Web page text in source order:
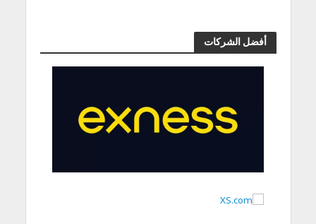
أفضل الشركات